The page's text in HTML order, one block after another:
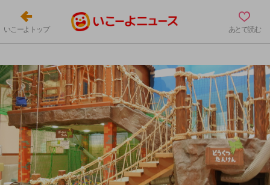
いこーよトップ あとで読む